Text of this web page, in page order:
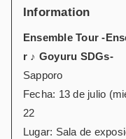
Information
Ensemble Tour -
r ♪ Goyuru SDGs-
Sapporo
Fecha: 13 de julio
22
Lugar: Sala de